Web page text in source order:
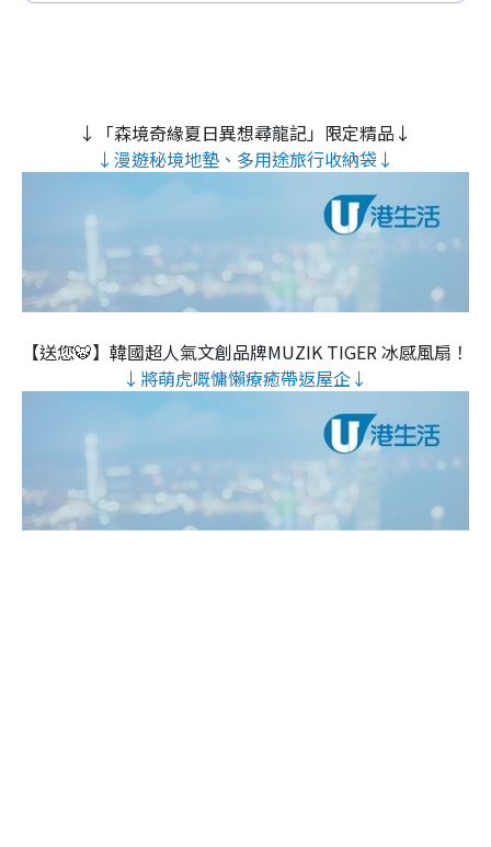
↓「森境奇緣夏日異想尋龍記」限定精品↓
↓漫遊秘境地墊、多用途旅行收納袋↓
【送您🐯】韓國超人氣文創品牌MUZIK TIGER 冰感風扇！
↓將萌虎嘅慵懶療癒帶返屋企↓